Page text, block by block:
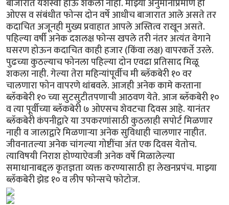
बाजारात यशस्वी होऊ शकली नाही. माझ्या अनुमानाप्रमाणे ही
ओएस व संबंधीत फोन्स दोन वर्षे आधीच बाजारात आले असते तर
कदाचित अजूनही मुख्य प्रवाहात आपले अस्तित्व राखून असते.
पहिल्या वर्षी अनेक दशलक्ष फोन्स खपले तरी नंतर अत्यंत वेगाने
घसरण होऊन कदाचित काही हजार (किंवा लक्ष) वापरकर्ते उरले.
पुढच्या कुठल्याच फोनला पहिल्या दोन एवढा प्रतिसाद मिळू
शकला नाही. गेल्या तेरा महिन्यांपूर्वीच मी ब्लॅकबेरी १० वर
चालणारा फोन वापरणे थांबवले. आजही अनेक कामे करताना
ब्लॅकबेरी १० च्या सुटसुटीतपणाची आठवण येते. आज ब्लॅकबेरी १०
व त्या पूर्वीच्या ब्लॅकबेरी ७ ओएसच शेवटचा दिवस आहे. यानंतर
ब्लॅकबेरी कंपनीद्वारे या उपकरणांसाठी कुठलाही सपोर्ट मिळणार
नाही व जालाद्वारे मिळणार्‍या अनेक सुविधाही चालणार नाहीत.
जीवनातल्या अनेक चांगल्या गोष्टींचा अंत एक दिवस येतोच.
त्याविषयी निराश होण्याऐवजी अनेक वर्षे मिळालेल्या
समाधानाबद्दल कृतज्ञता व्यक्त करण्यासाठी हा लेखनप्रपंच. माझ्या
ब्लॅकबेरी झेड १० व लीप फोन्सचे फोटोज.